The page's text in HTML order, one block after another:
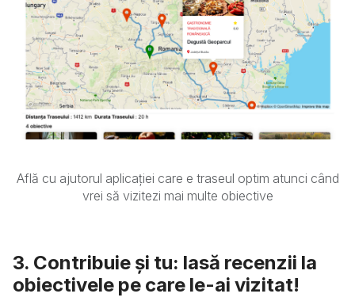
Află cu ajutorul aplicației care e traseul optim atunci când
vrei să vizitezi mai multe obiective
3. Contribuie și tu: lasă recenzii la
obiectivele pe care le-ai vizitat!